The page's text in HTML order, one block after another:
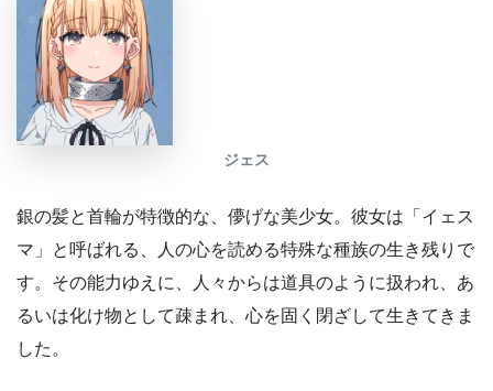
ジェス
銀の髪と首輪が特徴的な、儚げな美少女。彼女は「イェス
マ」と呼ばれる、人の心を読める特殊な種族の生き残りで
す。その能力ゆえに、人々からは道具のように扱われ、あ
るいは化け物として疎まれ、心を固く閉ざして生きてきま
した。